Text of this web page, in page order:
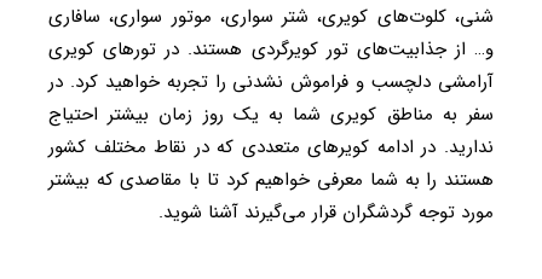
شنی، کلوت‌های کویری، شتر سواری، موتور سواری، سافاری
و… از جذابیت‌های تور کویرگردی هستند. در تورهای کویری
آرامشی دلچسب و فراموش نشدنی را تجربه خواهید کرد. در
سفر به مناطق کویری شما به یک روز زمان بیشتر احتیاج
ندارید. در ادامه کویرهای متعددی که در نقاط مختلف کشور
هستند را به شما معرفی خواهیم کرد تا با مقاصدی که بیشتر
مورد توجه گردشگران قرار می‌گیرند آشنا شوید.